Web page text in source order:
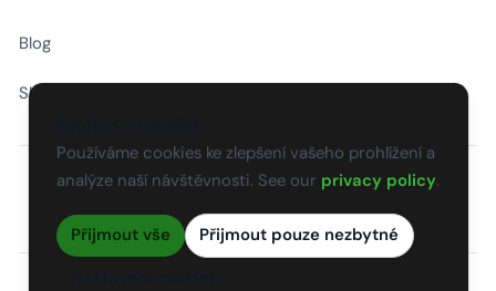
Blog
Slovník
Používáme cookies ke zlepšení vašeho prohlížení a
analýze naší návštěvnosti. See our privacy policy.
Přijmout vše
Přijmout pouze nezbytné